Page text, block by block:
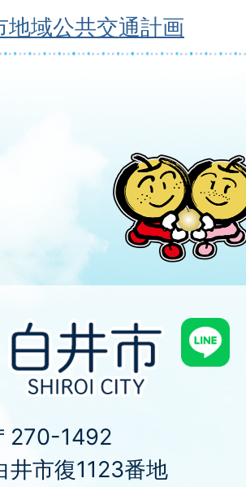
地域公共交通計画
270-1492
井市復1123番地